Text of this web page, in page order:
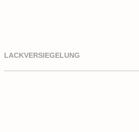
LACKVERSIEGELUNG